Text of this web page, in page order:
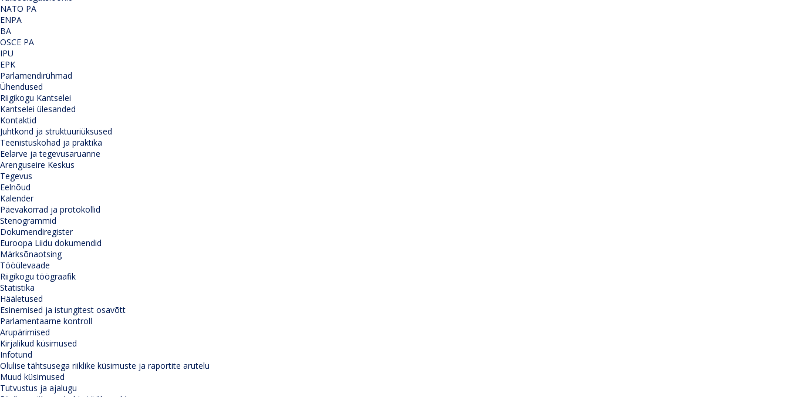
NATO PA
ENPA
BA
OSCE PA
IPU
EPK
Parlamendirühmad
Ühendused
Riigikogu Kantselei
Kantselei ülesanded
Kontaktid
Juhtkond ja struktuuriüksused
Teenistuskohad ja praktika
Eelarve ja tegevusaruanne
Arenguseire Keskus
Tegevus
Eelnõud
Kalender
Päevakorrad ja protokollid
Stenogrammid
Dokumendiregister
Euroopa Liidu dokumendid
Märksõnaotsing
Tööülevaade
Riigikogu töögraafik
Statistika
Hääletused
Esinemised ja istungitest osavõtt
Parlamentaarne kontroll
Arupärimised
Kirjalikud küsimused
Infotund
Olulise tähtsusega riiklike küsimuste ja raportite arutelu
Muud küsimused
Tutvustus ja ajalugu